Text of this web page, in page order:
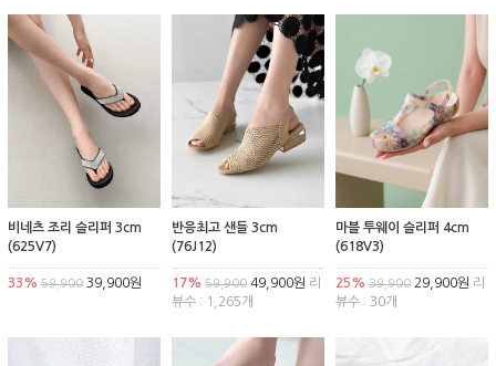
비네츠 조리 슬리퍼 3cm
(625V7)
33% 59,900 39,900원
반응최고 샌들 3cm
(76J12)
17% 59,90049,900원 리
뷰수 : 1,265개
마블 투웨이 슬리퍼 4cm
(618V3)
25% 39,90029,900원 리
뷰수 : 30개